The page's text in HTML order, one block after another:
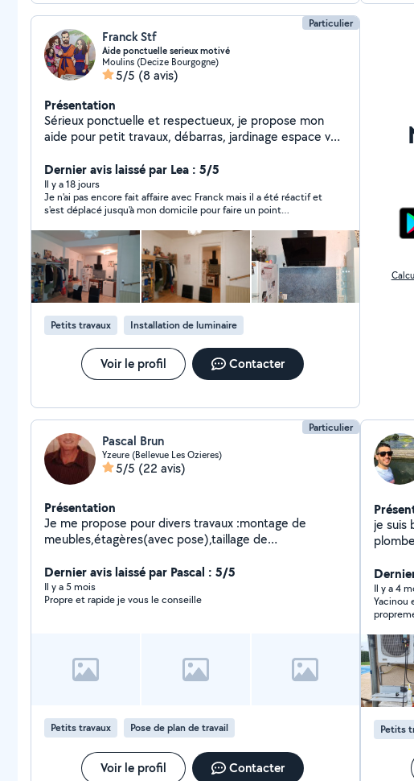
Particulier
Franck Stf
Aide ponctuelle serieux motivé
Moulins (Decize Bourgogne)
5/5 (8 avis)
Présentation
Sérieux ponctuelle et respectueux, je propose mon
aide pour petit travaux, débarras, jardinage espace vert
Dernier avis laissé par Lea : 5/5
Il y a 18 jours
Je n'ai pas encore fait affaire avec Franck mais il a été réactif et
s'est déplacé jusqu'à mon domicile pour faire un point
semble très consciencieux.
Petits travaux Installation de luminaire
Voir le profil Contacter
Particulier
Pascal Brun
Yzeure (Bellevue Les Ozieres)
5/5 (22 avis)
Présentation
Je me propose pour divers travaux :montage de
meubles,étagères(avec pose),taillage de
courses ou petits déplacem.Petits trav.plomberie et
bricolage.Papiers peints, peinture int.et ext.
(portes,volets, portails).
Dernier avis laissé par Pascal : 5/5
Il y a 5 mois
Propre et rapide je vous le conseille
Petits travaux Pose de plan de travail
Voir le profil Contacter
je suis
Il y a 4
Yacinou
Petits